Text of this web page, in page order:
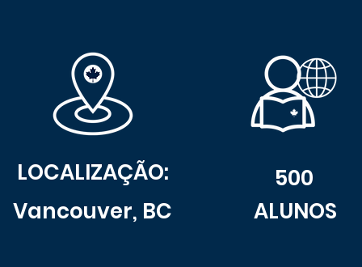
LOCALIZAÇÃO:
Vancouver, BC
500
ALUNOS